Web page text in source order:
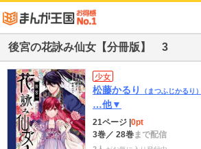
後宮の花詠み仙女【分冊版】 3
少女
松藤かるり （まつふじかるり）
…他▼
21ページ 0pt
3巻／ 28巻まで配信